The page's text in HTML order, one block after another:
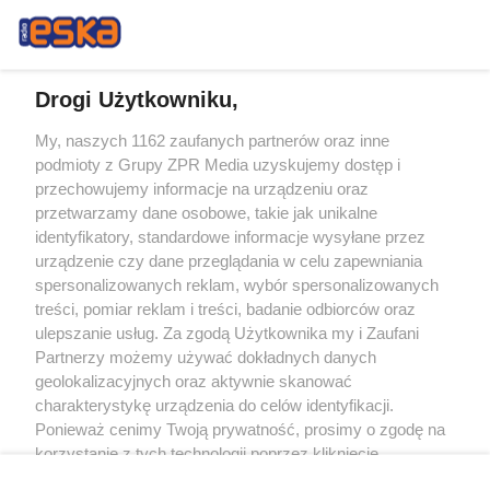
Żaden utwór zamieszczony w serwisie nie może być powielany i
rozpowszechniany lub dalej rozpowszechniany w jakikolwiek sposób (w
tym także elektroniczny lub mechaniczny) na jakimkolwiek polu
eksploatacji w jakiejkolwiek formie, włącznie z umieszczaniem w Internecie
bez pisemnej zgody właściciela praw. Jakiekolwiek użycie lub
wykorzystanie utworów w całości lub w części z naruszeniem prawa, tzn.
bez właściwej zgody, jest zabronione pod groźbą kary i może być ścigane
prawnie.
O nas
Drogi Użytkowniku,
My, naszych 1162 zaufanych partnerów oraz inne
podmioty z Grupy ZPR Media uzyskujemy dostęp i
przechowujemy informacje na urządzeniu oraz
przetwarzamy dane osobowe, takie jak unikalne
identyfikatory, standardowe informacje wysyłane przez
urządzenie czy dane przeglądania w celu zapewniania
spersonalizowanych reklam, wybór spersonalizowanych
treści, pomiar reklam i treści, badanie odbiorców oraz
ulepszanie usług. Za zgodą Użytkownika my i Zaufani
Partnerzy możemy używać dokładnych danych
geolokalizacyjnych oraz aktywnie skanować
charakterystykę urządzenia do celów identyfikacji.
Ponieważ cenimy Twoją prywatność, prosimy o zgodę na
korzystanie z tych technologii poprzez kliknięcie